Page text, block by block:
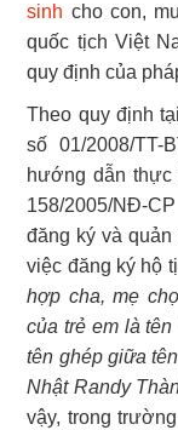
sinh cho con,
quốc tịch Việt
quy định của
Theo quy định
số 01/2008/
hướng dẫn thực
158/2005/NĐ-
đăng ký và
việc đăng ký hộ
hợp cha, mẹ
của trẻ em là
tên ghép giữa
Nhật Randy
vậy, trong